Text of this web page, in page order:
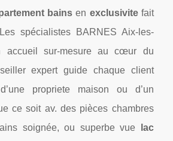
bains en exclusivitefait
spécialistes BARNES Aix-les-
accueil sur-mesure au cœur du
expert guide chaque client
propriete maison ou d’un
ce soit av. des pièces chambres
soignée, ou superbe vue
lac